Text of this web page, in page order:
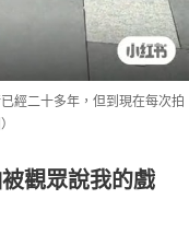
經二十多年，但到現在每次拍
觀眾說我的戲